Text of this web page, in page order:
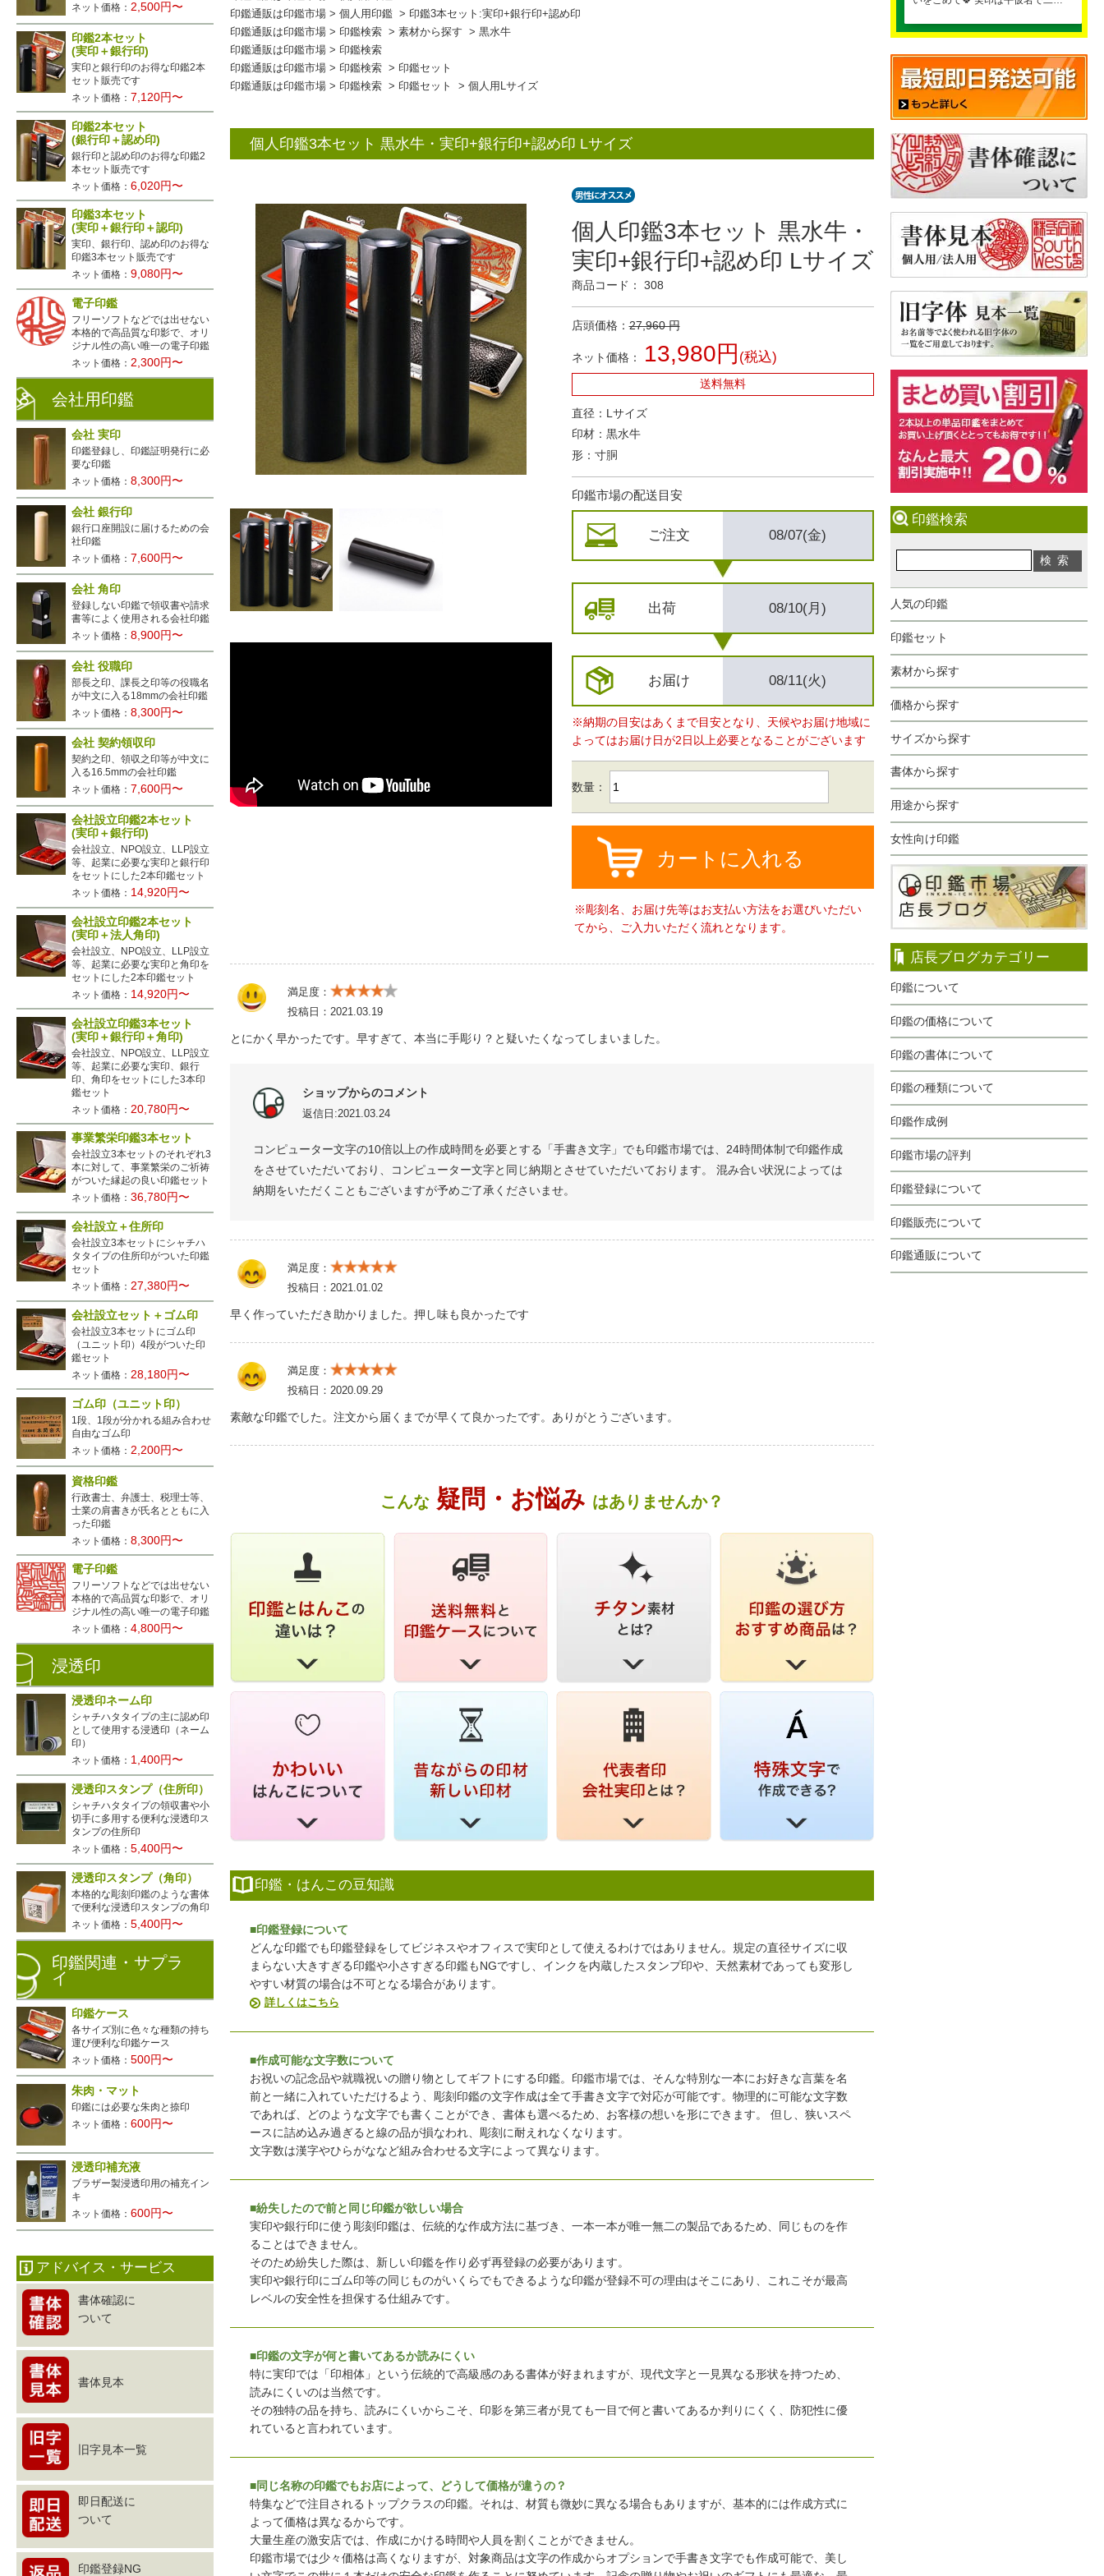
印鑑検索
人気の印鑑
印鑑セット
素材から探す
価格から探す
サイズから探す
書体から探す
用途から探す
女性向け印鑑
店長ブログカテゴリー
印鑑について
印鑑の価格について
印鑑の書体について
印鑑の種類について
印鑑作成例
印鑑市場の評判
印鑑登録について
印鑑販売について
印鑑通販について
印鑑通販は印鑑市場 > 個人用印鑑 > 印鑑3本セット:実印+銀行印+認め印
印鑑通販は印鑑市場 > 印鑑検索 > 素材から探す > 黒水牛
印鑑通販は印鑑市場 > 印鑑検索
印鑑通販は印鑑市場 > 印鑑検索 > 印鑑セット
印鑑通販は印鑑市場 > 印鑑検索 > 印鑑セット > 個人用Lサイズ
個人印鑑3本セット 黒水牛・実印+銀行印+認め印 Lサイズ
個人印鑑3本セット 黒水牛・
実印+銀行印+認め印 Lサイズ
商品コード： 308
店頭価格：27,960 円
ネット価格： 13,980円 (税込)
送料無料
直径：Lサイズ
印材：黒水牛
形：寸胴
印鑑市場の配送目安
ご注文 08/07(金)
出荷 08/10(月)
お届け 08/11(火)
※納期の目安はあくまで目安となり、天候やお届け地域に
よってはお届け日が2日以上必要となることがございます
数量：
カートに入れる
※彫刻名、お届け先等はお支払い方法をお選びいただい
てから、ご入力いただく流れとなります。
満足度：
投稿日： 2021.03.19
とにかく早かったです。早すぎて、本当に手彫り？と疑いたくなってしまいました。
ショップからのコメント
返信日:2021.03.24
コンピューター文字の10倍以上の作成時間を必要とする「手書き文字」でも印鑑市場では、24時間体制で印鑑作成
をさせていただいており、コンピューター文字と同じ納期とさせていただいております。 混み合い状況によっては
納期をいただくこともございますが予めご了承くださいませ。
満足度：
投稿日： 2021.01.02
早く作っていただき助かりました。押し味も良かったです
満足度：
投稿日： 2020.09.29
素敵な印鑑でした。注文から届くまでが早くて良かったです。ありがとうございます。
こんな 疑問・お悩み はありませんか？
印鑑・はんこの豆知識
■印鑑登録について
どんな印鑑でも印鑑登録をしてビジネスやオフィスで実印として使えるわけではありません。規定の直径サイズに収
まらない大きすぎる印鑑や小さすぎる印鑑もNGですし、インクを内蔵したスタンプ印や、天然素材であっても変形し
やすい材質の場合は不可となる場合があります。
詳しくはこちら
■作成可能な文字数について
お祝いの記念品や就職祝いの贈り物としてギフトにする印鑑。印鑑市場では、そんな特別な一本にお好きな言葉を名
前と一緒に入れていただけるよう、彫刻印鑑の文字作成は全て手書き文字で対応が可能です。物理的に可能な文字数
であれば、どのような文字でも書くことができ、書体も選べるため、お客様の想いを形にできます。 但し、狭いスペ
ースに詰め込み過ぎると線の品が損なわれ、彫刻に耐えれなくなります。
文字数は漢字やひらがななど組み合わせる文字によって異なります。
■紛失したので前と同じ印鑑が欲しい場合
実印や銀行印に使う彫刻印鑑は、伝統的な作成方法に基づき、一本一本が唯一無二の製品であるため、同じものを作
ることはできません。
そのため紛失した際は、新しい印鑑を作り必ず再登録の必要があります。
実印や銀行印にゴム印等の同じものがいくらでもできるような印鑑が登録不可の理由はそこにあり、これこそが最高
レベルの安全性を担保する仕組みです。
■印鑑の文字が何と書いてあるか読みにくい
特に実印では「印相体」という伝統的で高級感のある書体が好まれますが、現代文字と一見異なる形状を持つため、
読みにくいのは当然です。
その独特の品を持ち、読みにくいからこそ、印影を第三者が見ても一目で何と書いてあるか判りにくく、防犯性に優
れていると言われています。
■同じ名称の印鑑でもお店によって、どうして価格が違うの？
特集などで注目されるトップクラスの印鑑。それは、材質も微妙に異なる場合もありますが、基本的には作成方式に
よって価格は異なるからです。
大量生産の激安店では、作成にかける時間や人員を割くことができません。
印鑑市場では少々価格は高くなりますが、対象商品は文字の作成からオプションで手書き文字でも作成可能で、美し
ネット価格：2,500円〜
印鑑2本セット
(実印＋銀行印)
実印と銀行印のお得な印鑑2本
セット販売です
ネット価格： 7,120円〜
印鑑2本セット
(銀行印＋認め印)
銀行印と認め印のお得な印鑑2
本セット販売です
ネット価格：6,020円〜
印鑑3本セット
(実印＋銀行印＋認印)
実印、銀行印、認め印のお得な
印鑑3本セット販売です
ネット価格：9,080円〜
電子印鑑
フリーソフトなどでは出せない
本格的で高品質な印影で、オリ
ジナル性の高い唯一の電子印鑑
ネット価格：2,300円〜
会社用印鑑
会社 実印
印鑑登録し、印鑑証明発行に必
要な印鑑
ネット価格：8,300円〜
会社 銀行印
銀行口座開設に届けるための会
社印鑑
ネット価格： 7,600円〜
会社 角印
登録しない印鑑で領収書や請求
書等によく使用される会社印鑑
ネット価格：8,900円〜
会社 役職印
部長之印、課長之印等の役職名
が中文に入る18mmの会社印鑑
ネット価格：8,300円〜
会社 契約領収印
契約之印、領収之印等が中文に
入る16.5mmの会社印鑑
ネット価格： 7,600円〜
会社設立印鑑2本セット
(実印＋銀行印)
会社設立、NPO設立、LLP設立
等、起業に必要な実印と銀行印
をセットにした2本印鑑セット
ネット価格： 14,920円〜
会社設立印鑑2本セット
(実印＋法人角印)
会社設立、NPO設立、LLP設立
等、起業に必要な実印と角印を
セットにした2本印鑑セット
ネット価格： 14,920円〜
会社設立印鑑3本セット
(実印＋銀行印＋角印)
会社設立、NPO設立、LLP設立
等、起業に必要な実印、銀行
印、角印をセットにした3本印
鑑セット
ネット価格： 20,780円〜
事業繁栄印鑑3本セット
会社設立3本セットのそれぞれ3
本に対して、事業繁栄のご祈祷
がついた縁起の良い印鑑セット
ネット価格：36,780円〜
会社設立＋住所印
会社設立3本セットにシャチハ
タタイプの住所印がついた印鑑
セット
ネット価格：27,380円〜
会社設立セット＋ゴム印
会社設立3本セットにゴム印
（ユニット印）4段がついた印
鑑セット
ネット価格：28,180円〜
ゴム印（ユニット印）
1段、1段が分かれる組み合わせ
自由なゴム印
ネット価格：2,200円〜
資格印鑑
行政書士、弁護士、税理士等、
士業の肩書きが氏名とともに入
った印鑑
ネット価格：8,300円〜
電子印鑑
フリーソフトなどでは出せない
本格的で高品質な印影で、オリ
ジナル性の高い唯一の電子印鑑
ネット価格：4,800円〜
浸透印
浸透印ネーム印
シャチハタタイプの主に認め印
として使用する浸透印（ネーム
印）
ネット価格： 1,400円〜
浸透印スタンプ（住所印）
シャチハタタイプの領収書や小
切手に多用する便利な浸透印ス
タンプの住所印
ネット価格：5,400円〜
浸透印スタンプ（角印）
本格的な彫刻印鑑のような書体
で便利な浸透印スタンプの角印
ネット価格：5,400円〜
印鑑関連・サプラ
イ
印鑑ケース
各サイズ別に色々な種類の持ち
運び便利な印鑑ケース
ネット価格：500円〜
朱肉・マット
印鑑には必要な朱肉と捺印
ネット価格：600円〜
浸透印補充液
ブラザー製浸透印用の補充イン
キ
ネット価格：600円〜
アドバイス・サービス
書体確認に
ついて
書体見本
旧字見本一覧
即日配送に
ついて
印鑑登録NG